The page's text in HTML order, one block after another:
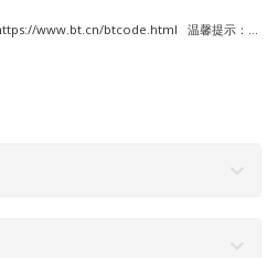
www.bt.cn/btcode.html 温馨提示：...